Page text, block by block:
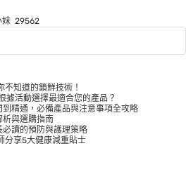
妹 29562
知道的鎖鮮技術！
據活動選擇最適合您的產品？
精通，必備產品與注意事項全攻略
析與選購指南
必讀的預防與護理策略
分享5大健康減重貼士